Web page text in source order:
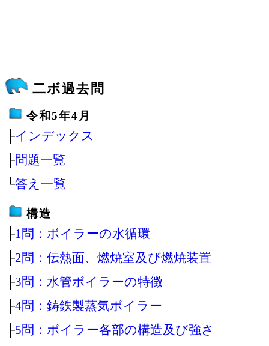
二ボ過去問
令和5年4月
├インデックス
├問題一覧
└答え一覧
構造
├1問：ボイラーの水循環
├2問：伝熱面、燃焼室及び燃焼装置
├3問：水管ボイラーの特徴
├4問：鋳鉄製蒸気ボイラー
├5問：ボイラー各部の構造及び強さ